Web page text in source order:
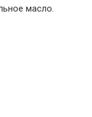
масло.